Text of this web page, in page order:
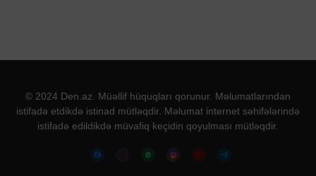
© 2024 Den.az. Müəllif hüquqları qorunur. Məlumatlarından
istifadə etdikdə istinad mütləqdir. Məlumat internet səhifələrində
istifadə edildikdə müvafiq keçidin qoyulması mütləqdir.